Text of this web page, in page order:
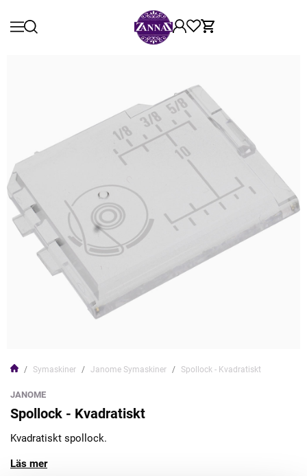
Symaskiner Janome Symaskiner Spollock - Kvadratiskt
JANOME
Spollock - Kvadratiskt
Kvadratiskt spollock.
Läs mer